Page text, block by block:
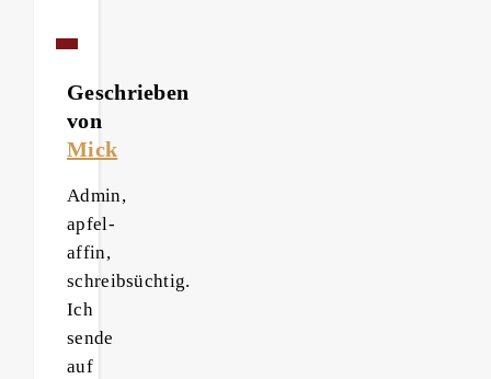
Geschrieben
von
Mick
Admin,
apfel-
affin,
schreibsüchtig.
Ich
sende
auf